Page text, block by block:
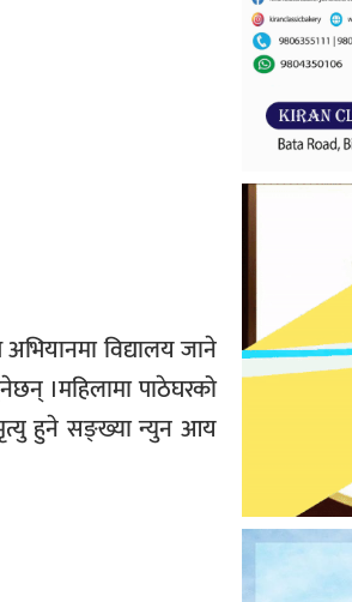
विद्यालय जाने
।महिलामा पाठेघरको
हुने सङ्ख्यान्युन आय